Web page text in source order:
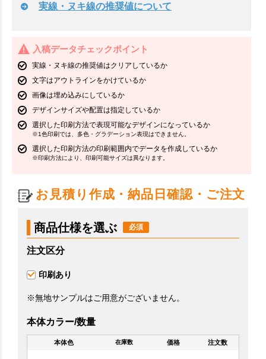
実線・ヌキ線の推奨値について
入稿データチェックポイント
実線・ヌキ線の推奨値はクリアしているか
文字はアウトラインをかけているか
画像は埋め込みにしているか
デザインサイズや配置は指定しているか
選択した印刷方法で表現可能なデザインになっているか
※1色印刷では、多色・グラデーション表現はできません。
選択した印刷方法の印刷範囲内でデータを作成しているか
※印刷方法により、印刷可能サイズは異なります。
お見積り作成・納品日確認・ご注文
商品仕様を選ぶ
注文区分
印刷あり
※無地サンプルはご用意がございません。
本体カラー/数量
本体色 在庫数 価格 注文数